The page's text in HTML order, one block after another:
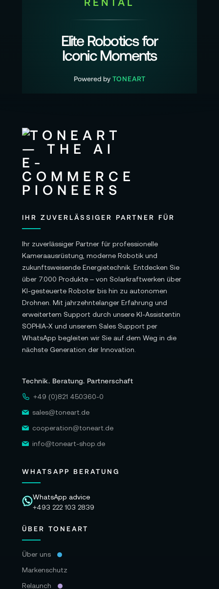
Elite Robotics for
Iconic Moments
Powered by TONEART
IHR ZUVERLÄSSIGER PARTNER FÜR
Ihr zuverlässiger Partner für professionelle
Kameraausrüstung, moderne Robotik und
zukunftsweisende Energietechnik. Entdecken Sie
über 7.000 Produkte – von Solarkraftwerken über
KI-gesteuerte Roboter bis hin zu autonomen
Drohnen. Mit jahrzehntelanger Erfahrung und
erweitertem Support durch unsere KI-Assistentin
SOPHIA-X und unserem Sales Support per
WhatsApp begleiten wir Sie auf dem Weg in die
nächste Generation der Innovation.
Technik. Beratung. Partnerschaft
+49 (0)821 450360-0
sales@toneart.de
cooperation@toneart.de
info@toneart-shop.de
WHATSAPP BERATUNG
WhatsApp advice
+493 222 103 2839
ÜBER TONEART
Über uns
Markenschutz
Relaunch